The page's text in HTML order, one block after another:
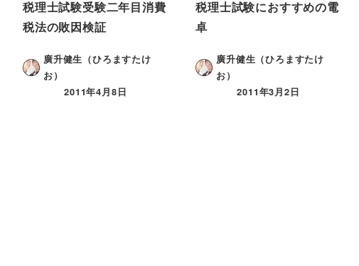
税理士試験受験二年目消費
税法の敗因検証
廣升健生（ひろますたけ
お）
2011年4月8日
税理士試験におすすめの電
卓
廣升健生（ひろますたけ
お）
2011年3月2日